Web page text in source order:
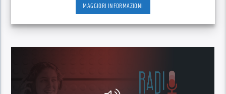
MAGGIORI INFORMAZIONI